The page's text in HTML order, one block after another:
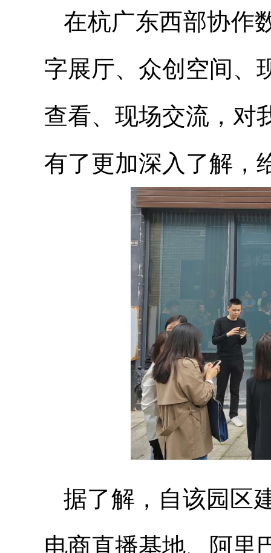
在杭广东西部协作
字展厅、众创空间、
查看、现场交流，对
有了更加深入了解，
据了解，自该园区
电商直播基地、阿里